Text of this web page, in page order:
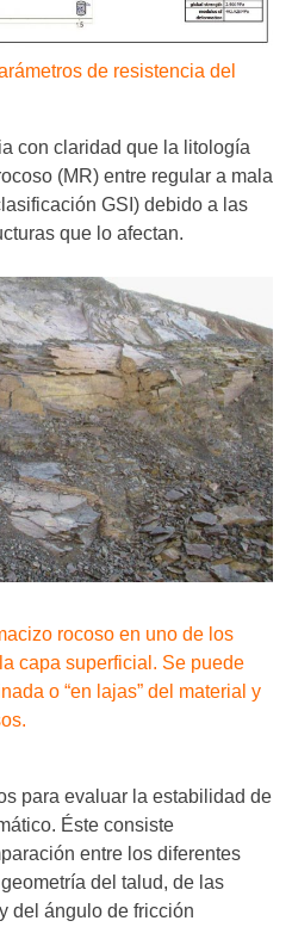
de resistencia del
con claridad que la litología
(MR) entre regular a mala
GSI) debido a las
que lo afectan.
rocoso en uno de los
capa superficial. Se puede
o “en lajas” del material y
para evaluar la estabilidad de
Éste consiste
entre los diferentes
del talud, de las
del ángulo de fricción